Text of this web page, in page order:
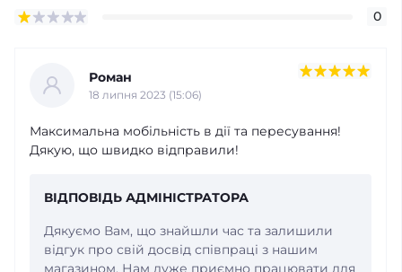
0
Роман
18 липня 2023 (15:06)
Максимальна мобільність в дії та пересування!
Дякую, що швидко відправили!
ВІДПОВІДЬ АДМІНІСТРАТОРА
Дякуємо Вам, що знайшли час та залишили
відгук про свій досвід співпраці з нашим
магазином. Нам дуже приємно працювати для